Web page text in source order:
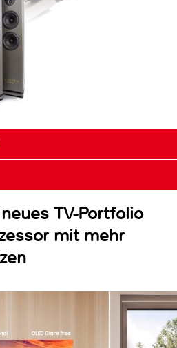
TV-Portfolio
mit mehr